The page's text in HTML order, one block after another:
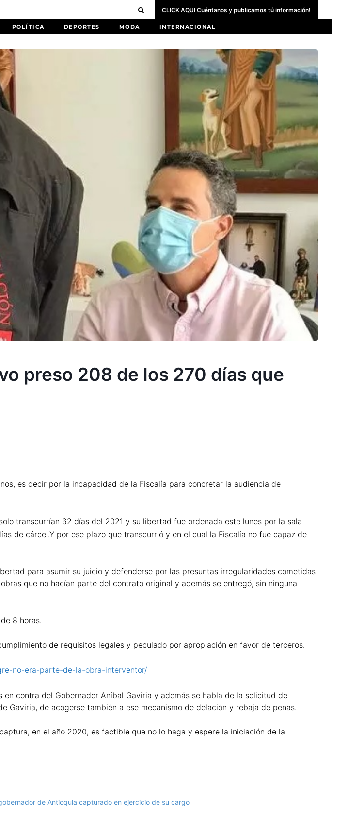
CLICK AQUI Cuéntanos y publicamos tú información!
POLÍTICA DEPORTES MODA INTERNACIONAL
preso 208 de los 270 días que
es decir por la incapacidad de la Fiscalía para concretar la audiencia de
transcurrían 62 días del 2021 y su libertad fue ordenada este lunes por la sala
de cárcel.Y por ese plazo que transcurrió y en el cual la Fiscalía no fue capaz de
para asumir su juicio y defenderse por las presuntas irregularidades cometidas
que no hacían parte del contrato original y además se entregó, sin ninguna
8 horas.
de requisitos legales y peculado por apropiación en favor de terceros.
no-era-parte-de-la-obra-interventor/
contra del Gobernador Aníbal Gaviria y además se habla de la solicitud de
de acogerse también a ese mecanismo de delación y rebaja de penas.
en el año 2020, es factible que no lo haga y espere la iniciación de la
de Antioquia capturado en ejercicio de su cargo